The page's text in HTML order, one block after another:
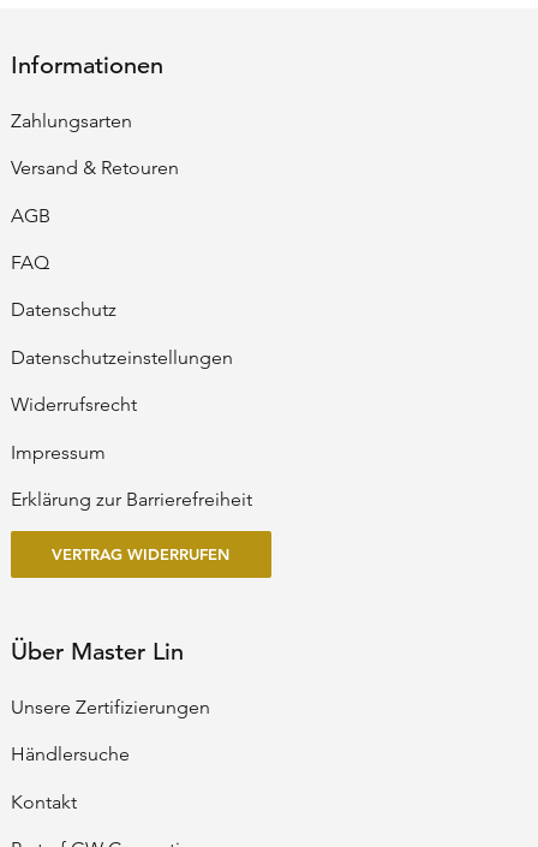
Informationen
Zahlungsarten
Versand & Retouren
AGB
FAQ
Datenschutz
Datenschutzeinstellungen
Widerrufsrecht
Impressum
Erklärung zur Barrierefreiheit
VERTRAG WIDERRUFEN
Über Master Lin
Unsere Zertifizierungen
Händlersuche
Kontakt